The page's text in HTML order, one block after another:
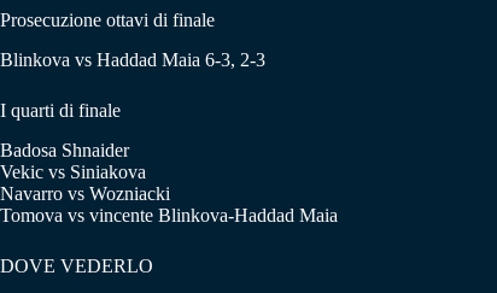
Prosecuzione ottavi di finale
Blinkova vs Haddad Maia 6-3, 2-3
I quarti di finale
Badosa Shnaider
Vekic vs Siniakova
Navarro vs Wozniacki
Tomova vs vincente Blinkova-Haddad Maia
DOVE VEDERLO